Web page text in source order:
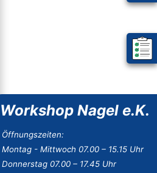
Mein
Workshop Nagel e.K.
Öffnungszeiten:
Montag - Mittwoch 07.00 – 15.15 Uhr
Donnerstag 07.00 – 17.45 Uhr